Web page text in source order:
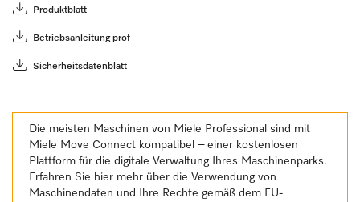
Produktblatt
Betriebsanleitung prof
Sicherheitsdatenblatt
Die meisten Maschinen von Miele Professional sind mit
Miele Move Connect kompatibel – einer kostenlosen
Plattform für die digitale Verwaltung Ihres Maschinenparks.
Erfahren Sie hier mehr über die Verwendung von
Maschinendaten und Ihre Rechte gemäß dem EU-